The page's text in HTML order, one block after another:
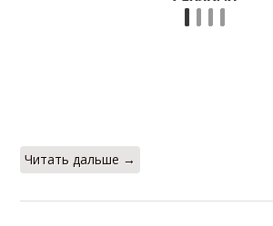
Читать дальше →